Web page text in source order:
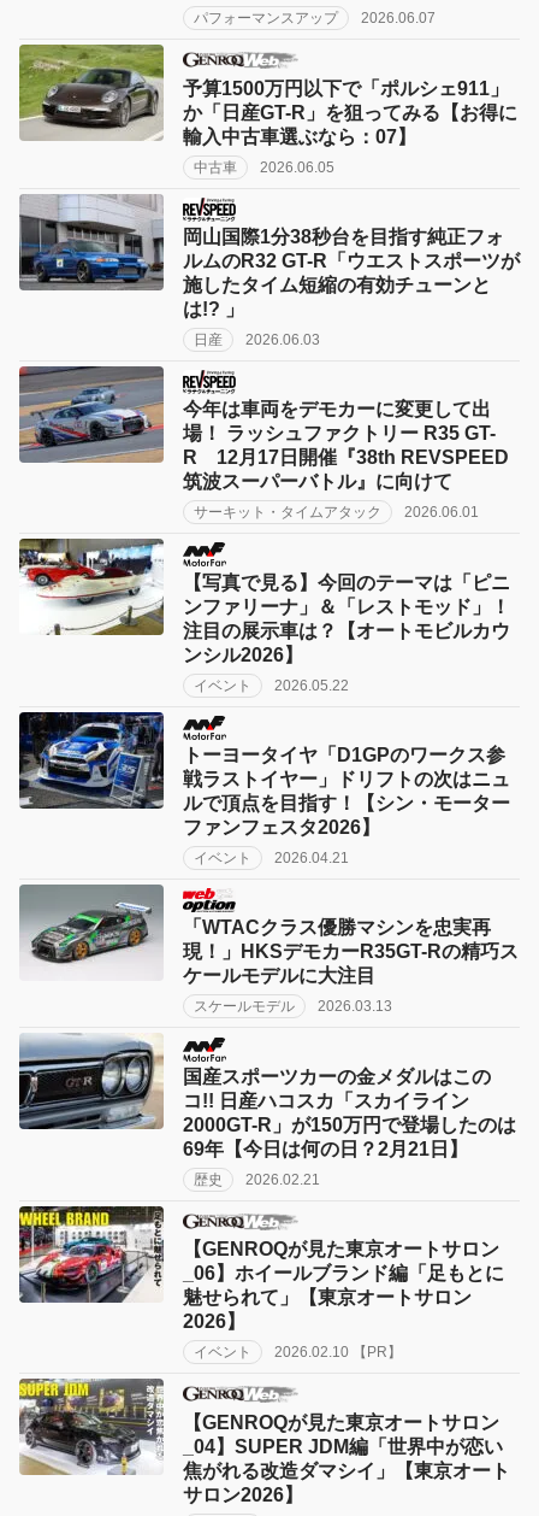
パフォーマンスアップ 2026.06.07
予算1500万円以下で「ポルシェ911」
か「日産GT-R」を狙ってみる【お得に
輸入中古車選ぶなら：07】
中古車 2026.06.05
岡山国際1分38秒台を目指す純正フォ
ルムのR32 GT-R「ウエストスポーツが
施したタイム短縮の有効チューンと
は!? 」
日産 2026.06.03
今年は車両をデモカーに変更して出
場！ ラッシュファクトリー R35 GT-
R 12月17日開催『38th REVSPEED
筑波スーパーバトル』に向けて
サーキット・タイムアタック 2026.06.01
【写真で見る】今回のテーマは「ピニ
ンファリーナ」＆「レストモッド」！
注目の展示車は？【オートモビルカウ
ンシル2026】
イベント 2026.05.22
トーヨータイヤ「D1GPのワークス参
戦ラストイヤー」ドリフトの次はニュ
ルで頂点を目指す！【シン・モーター
ファンフェスタ2026】
イベント 2026.04.21
「WTACクラス優勝マシンを忠実再
現！」HKSデモカーR35GT-Rの精巧ス
ケールモデルに大注目
スケールモデル 2026.03.13
国産スポーツカーの金メダルはこの
コ!! 日産ハコスカ「スカイライン
2000GT-R」が150万円で登場したのは
69年【今日は何の日？2月21日】
歴史 2026.02.21
【GENROQが見た東京オートサロン
_06】ホイールブランド編「足もとに
魅せられて」【東京オートサロン
2026】
イベント 2026.02.10 【PR】
【GENROQが見た東京オートサロン
_04】SUPER JDM編「世界中が恋い
焦がれる改造ダマシイ」【東京オート
サロン2026】